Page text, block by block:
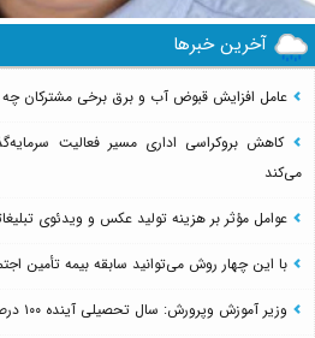
آخرین خبرها
عامل افزایش قبوض آب و برق برخی مشترکان چه
کاهش بروکراسی اداری مسیر فعالیت
می‌کند
عوامل مؤثر بر هزینه تولید عکس و ویدئوی
با این چهار روش می‌توانید سابقه بیمه تأمین
وزیر آموزش وپرورش: سال تحصیلی آینده ۱۰۰ درصد حضوری آغاز می شود